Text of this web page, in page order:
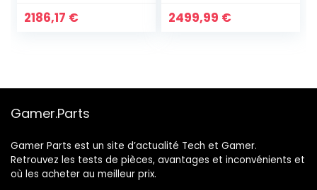
2186,17 € 2499,99 €
Gamer.Parts
Gamer Parts est un site d’actualité Tech et Gamer.
Retrouvez les tests de pièces, avantages et inconvénients et
où les acheter au meilleur prix.